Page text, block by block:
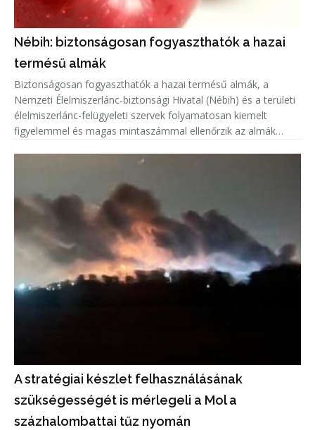
Nébih: biztonságosan fogyaszthatók a hazai
termésű almák
Biztonságosan fogyaszthatók a hazai termésű almák, a
Nemzeti Élelmiszerlánc-biztonsági Hivatal (Nébih) és a területi
élelmiszerlánc-felügyeleti szervek folyamatosan kiemelt
figyelemmel és magas mintaszámmal ellenőrzik az almák
A stratégiai készlet felhasználásának
szükségességét is mérlegeli a Mol a
százhalombattai tűz nyomán